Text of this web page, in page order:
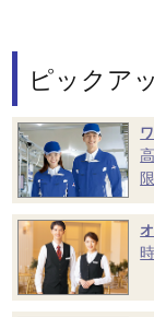
ピックア